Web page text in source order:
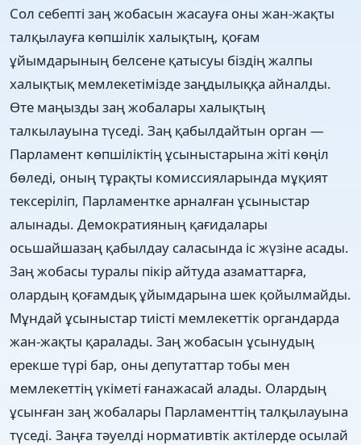
Сол себептi заң жобасын жасауға оны жан-жақты
талқылауға көпшiлiк халықтың, қоғам
ұйымдарының белсене қатысуы бiздiң жалпы
халықтық мемлекетiмiзде заңдылыққа айналды.
Өте маңызды заң жобалары халықтың
талкылауына түседi. Заң қабылдайтын орган —
Парламент көпшiлiктiң ұсыныстарына жiтi көңiл
бөледi, оның тұрақты комиссияларында мұқият
тексерiлiп, Парламентке арналған ұсыныстар
алынады. Демократияның қағидалары
осьшайшазаң қабылдау саласында iс жүзiне асады.
Заң жобасы туралы пiкiр айтуда азаматтарға,
олардың қоғамдық ұйымдарына шек қойылмайды.
Мұндай ұсыныстар тиiстi мемлекеттiк органдарда
жан-жақты қаралады. Заң жобасын ұсынудың
ерекше түрi бар, оны депутаттар тобы мен
мемлекеттiң үкiметi ғанажасай алады. Олардың
ұсынған заң жобалары Парламенттiң талқылауына
түседi. Заңға тәуелдi нормативтiк актiлерде осылай